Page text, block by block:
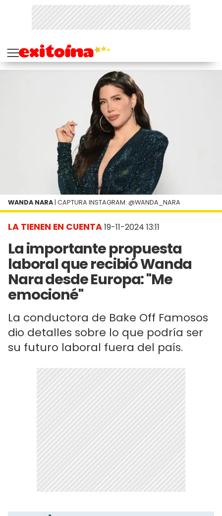
LA TIENEN EN CUENTA19-11-2024 13:11
La importante propuesta
laboral que recibió Wanda
Nara desde Europa: "Me
emocioné"
La conductora de Bake Off Famosos
dio detalles sobre lo que podría ser
su futuro laboral fuera del país.
WANDA NARA | CAPTURA INSTAGRAM: @WANDA_NARA